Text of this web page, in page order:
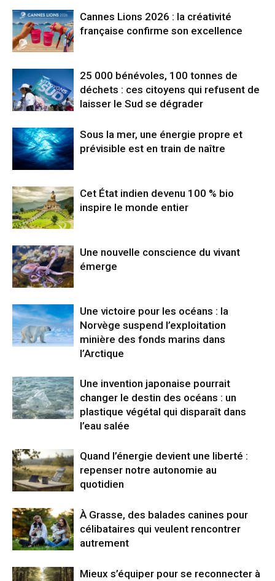
Cannes Lions 2026 : la créativité
française confirme son excellence
25 000 bénévoles, 100 tonnes de
déchets : ces citoyens qui refusent de
laisser le Sud se dégrader
Sous la mer, une énergie propre et
prévisible est en train de naître
Cet État indien devenu 100 % bio
inspire le monde entier
Une nouvelle conscience du vivant
émerge
Une victoire pour les océans : la
Norvège suspend l’exploitation
minière des fonds marins dans
l’Arctique
Une invention japonaise pourrait
changer le destin des océans : un
plastique végétal qui disparaît dans
l’eau salée
Quand l’énergie devient une liberté :
repenser notre autonomie au
quotidien
À Grasse, des balades canines pour
célibataires qui veulent rencontrer
autrement
Mieux s’équiper pour se reconnecter à